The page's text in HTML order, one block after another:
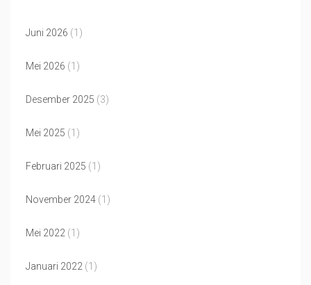
Juni 2026 (1)
Mei 2026 (1)
Desember 2025 (3)
Mei 2025 (1)
Februari 2025 (1)
November 2024 (1)
Mei 2022 (1)
Januari 2022 (1)